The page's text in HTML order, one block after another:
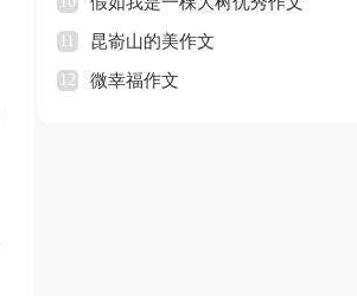
昆嵛山的美作文
12 微幸福作文